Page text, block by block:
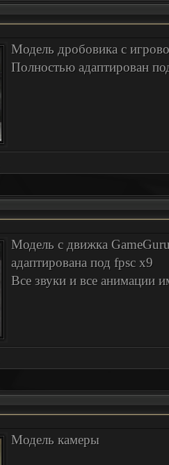
Модель дробовика с
Полностью адаптирован
Модель с движка
адаптирована под fpsc x9
Все звуки и все анимации
Модель камеры